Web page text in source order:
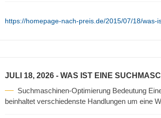
https://homepage-nach-preis.de/2015/07/18/was-
JULI 18, 2026 - WAS IST EINE
Suchmaschinen-Optimierung Bedeutung
beinhaltet verschiedenste Handlungen um eine